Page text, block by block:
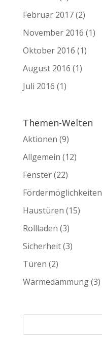
Februar 2017(2)
November 2016 (1)
Oktober 2016 (1)
August 2016 (1)
Juli 2016 (1)
Themen-Welten
Aktionen (9)
Allgemein (12)
Fenster(22)
Fördermöglichkeiten
Haustüren (15)
Rollladen (3)
Sicherheit(3)
Türen (2)
Wärmedämmung(3)